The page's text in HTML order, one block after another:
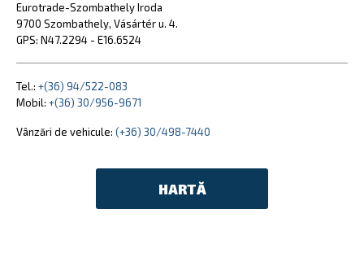
Eurotrade-Szombathely Iroda
9700 Szombathely, Vásártér u. 4.
GPS: N47.2294 - E16.6524
Tel.: +(36) 94/522-083
Mobil: +(36) 30/956-9671
Vânzări de vehicule: (+36) 30/498-7440
HARTĂ